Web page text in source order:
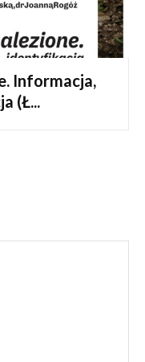
Informacja,
(Ł...